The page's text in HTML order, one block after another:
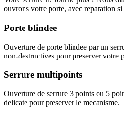
ouvrons votre porte, avec reparation si
Porte blindee
Ouverture de porte blindee par un
non-destructives pour preserver votre
Serrure multipoints
Ouverture de serrure 3 points ou 5
delicate pour preserver le mecanisme.